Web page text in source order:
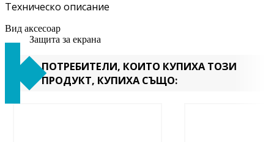
Техническо описание
Вид аксесоар
Защита за екрана
ПОТРЕБИТЕЛИ, КОИТО КУПИХА ТОЗИ
ПРОДУКТ, КУПИХА СЪЩО: